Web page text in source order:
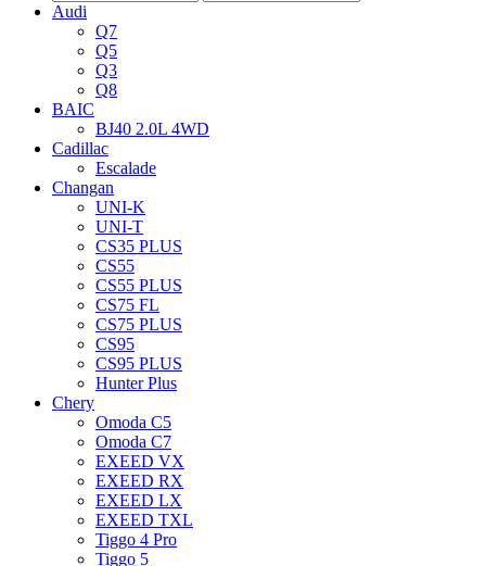
Audi
Q7
Q5
Q3
Q8
BAIC
BJ40 2.0L 4WD
Cadillac
Escalade
Changan
UNI-K
UNI-T
CS35 PLUS
CS55
CS55 PLUS
CS75 FL
CS75 PLUS
CS95
CS95 PLUS
Hunter Plus
Chery
Omoda C5
Omoda C7
EXEED VX
EXEED RX
EXEED LX
EXEED TXL
Tiggo 4 Pro
Tiggo 5